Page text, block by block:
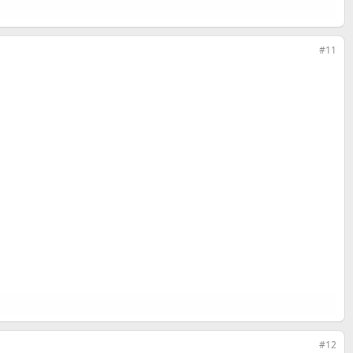
#11
#12